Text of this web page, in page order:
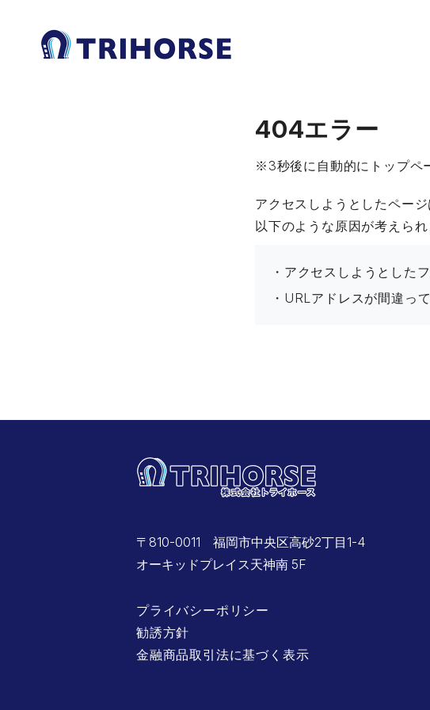
404エラー
※3秒後に自動的にトップペ
アクセスしようとしたペー
以下のような原因が考えられ
・アクセスしようとした
・URLアドレスが間違って
〒810-0011 福岡市中央区高砂2丁目1-4
オーキッドプレイス天神南 5F
プライバシーポリシー
勧誘方針
金融商品取引法に基づく表示